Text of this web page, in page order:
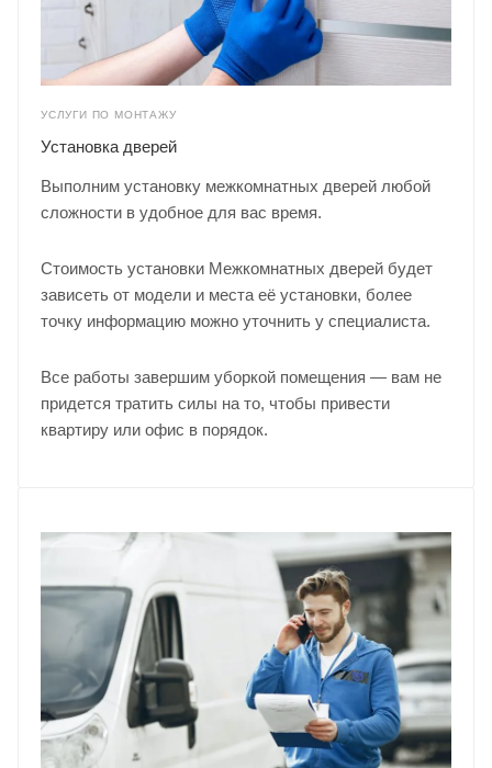
УСЛУГИ ПО МОНТАЖУ
Установка дверей
Выполним установку межкомнатных дверей любой
сложности в удобное для вас время.
Стоимость установки Межкомнатных дверей будет
зависеть от модели и места её установки, более
точку информацию можно уточнить у специалиста.
Все работы завершим уборкой помещения — вам не
придется тратить силы на то, чтобы привести
квартиру или офис в порядок.